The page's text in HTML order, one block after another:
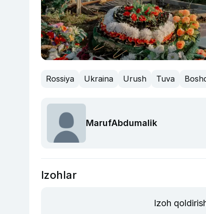
Rossiya Ukraina Urush Tuva
MarufAbdumalik
Izohlar
Izoh